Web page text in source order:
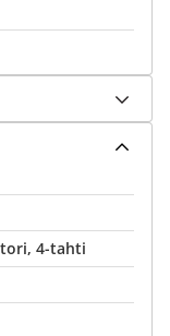
4-tahti